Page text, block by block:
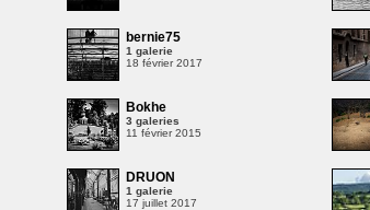
bernie75
1 galerie
18 février 2017
Bokhe
3 galeries
11 février 2015
DRUON
1 galerie
17 juillet 2017